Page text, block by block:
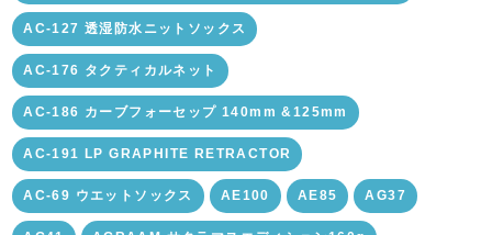
AC-127 透湿防水ニットソックス
AC-176 タクティカルネット
AC-186 カーブフォーセップ 140mm &125mm
AC-191 LP GRAPHITE RETRACTOR
AC-69 ウエットソックス AE100 AE85 AG37